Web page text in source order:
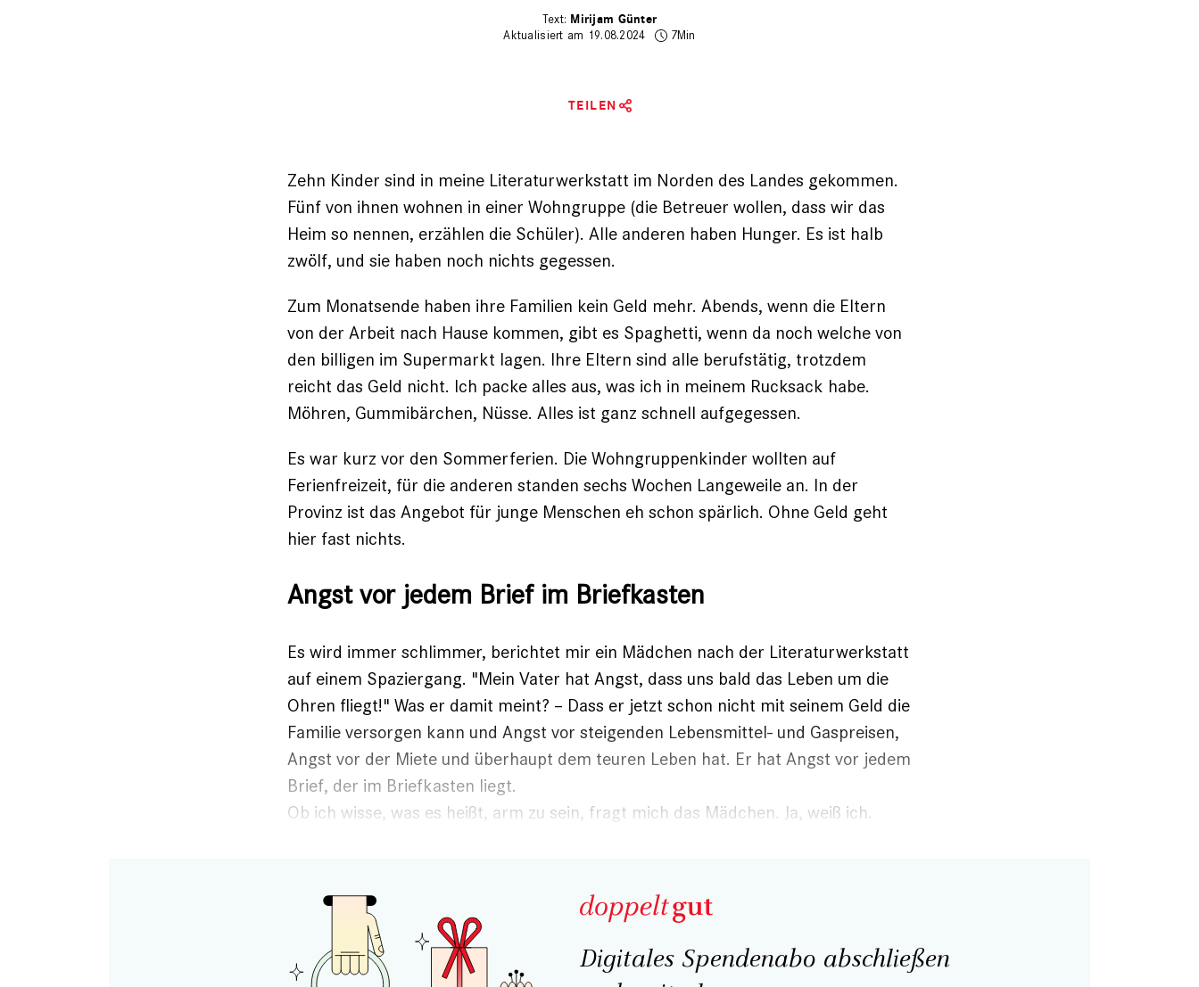
Mirijam Günter
Aktualisiert am 19.08.2024
7Min
TEILEN
Zehn Kinder sind in meine Literaturwerkstatt im Norden des Landes gekommen.
Fünf von ihnen wohnen in einer Wohngruppe (die Betreuer wollen, dass wir das
Heim so ­nennen, erzählen die Schüler). Alle anderen haben Hunger. Es ist halb
zwölf, und sie haben noch nichts gegessen.
Zum Monatsende haben ihre Familien kein Geld mehr. Abends, wenn die Eltern
von der Arbeit nach Hause kommen, gibt es Spaghetti, wenn da noch welche von
den ­billigen im Supermarkt lagen. Ihre Eltern sind alle berufstätig, trotzdem
reicht das Geld nicht. Ich packe alles aus, was ich in meinem Rucksack ­habe.
Möhren, Gummibärchen, Nüsse. Alles ist ganz schnell aufgegessen.
Es war kurz vor den Sommerferien. Die Wohngruppenkinder wollten auf
Ferienfreizeit, für die anderen standen sechs Wochen Langeweile an. In der
Provinz ist das Angebot für junge Menschen eh schon spärlich. Ohne Geld geht
hier fast nichts.
Angst vor jedem Brief im Briefkasten
Es wird immer schlimmer, berichtet mir ein Mädchen nach der Literaturwerkstatt
auf einem Spaziergang. "Mein Vater hat Angst, dass uns bald das Leben um die
Ohren fliegt!" Was er damit meint? – Dass er jetzt schon nicht mit seinem Geld die
Familie versorgen kann und Angst vor steigenden Lebensmittel- und Gaspreisen,
Angst vor der Miete und überhaupt dem teuren Leben hat. Er hat Angst vor jedem
Brief, der im Briefkasten liegt.
Ob ich wisse, was es heißt, arm zu sein, fragt mich das Mädchen. Ja, weiß ich.
Digitales Spendenabo abschließen